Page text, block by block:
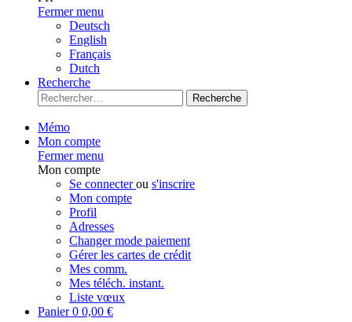
Fermer menu
Deutsch
English
Français
Dutch
Recherche
Recherche
Mémo
Mon compte
Fermer menu
Mon compte
Se connecterou s'inscrire
Mon compte
Profil
Adresses
Changer mode paiement
Gérer les cartes de crédit
Mes comm.
Mes téléch. instant.
Liste vœux
Panier0 0,00 €